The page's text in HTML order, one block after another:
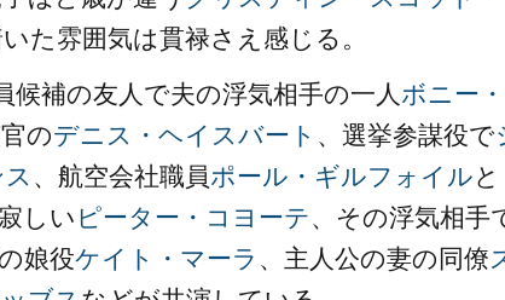
た雰囲気は貫禄さえ感じる。
候補の友人で夫の浮気相手の一人 ボニー・
のデニス・ヘイスバート 、選挙参謀役で
、航空会社職員ポール・ギルフォイルと
しい ピーター・コヨーテ、その浮気相手
娘役ケイト・マーラ 、主人公の妻の同僚